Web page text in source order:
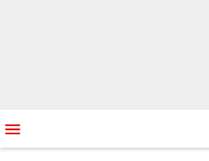
ke
kontenMobile